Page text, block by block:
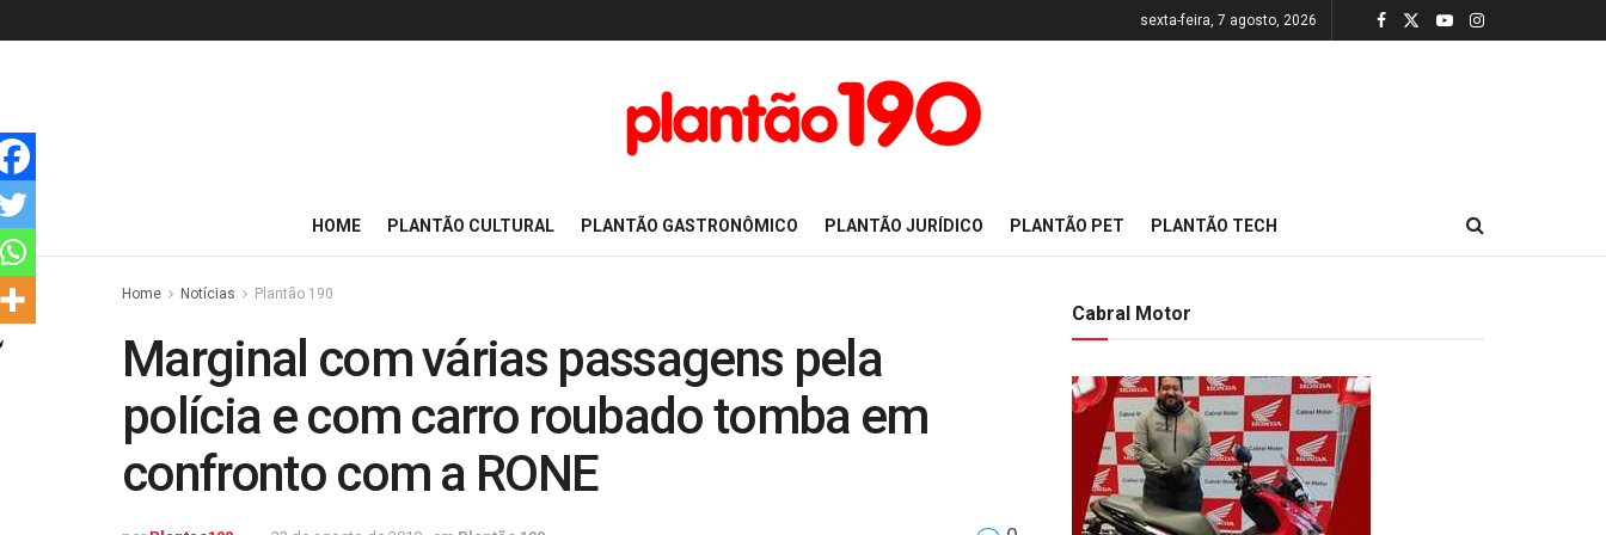
sexta-feira, 7 agosto, 2026
HOME PLANTÃO CULTURAL PLANTÃO GASTRONÔMICO PLANTÃO JURÍDICO PLANTÃO PET PLANTÃO TECH
Home Notícias Plantão 190
Marginal com várias passagens pela
polícia e com carro roubado tomba em
confronto com a RONE
Cabral Motor